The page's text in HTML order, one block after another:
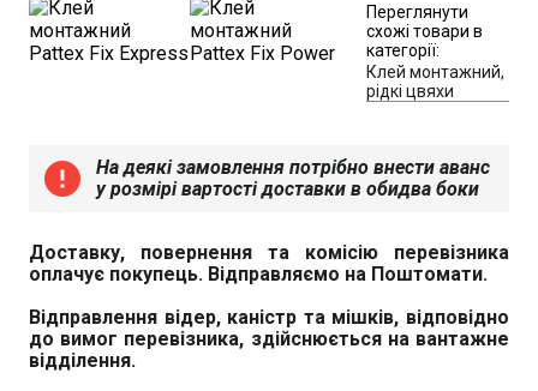
Переглянути
схожі товари в
категорії:
Клей монтажний,
рідкі цвяхи
error
На деякі замовлення потрібно внести аванс
у розмірі вартості доставки в обидва боки
Доставку, повернення та комісію перевізника
оплачує покупець. Відправляємо на Поштомати.
Відправлення відер, каністр та мішків, відповідно
до вимог перевізника, здійснюється на вантажне
відділення.